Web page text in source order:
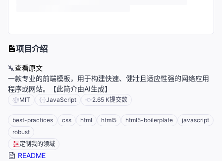
项目介绍
查看原文
一款专业的前端模板，用于构建快速、健壯且适应性强的网络应用
程序或网站。【此简介由AI生成】
MIT JavaScript 2.65 K提交数
best-practices css html html5 html5-boilerplate
javascript
robust
定制我的领域
README